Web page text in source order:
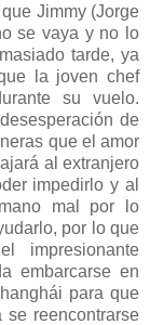
Jimmy (Jorge
se vaya y no lo
tarde, ya
la joven chef
su vuelo.
de
que el amor
al extranjero
impedirlo y al
mal por lo
por lo que
impresionante
embarcarse en
para que
reencontrarse